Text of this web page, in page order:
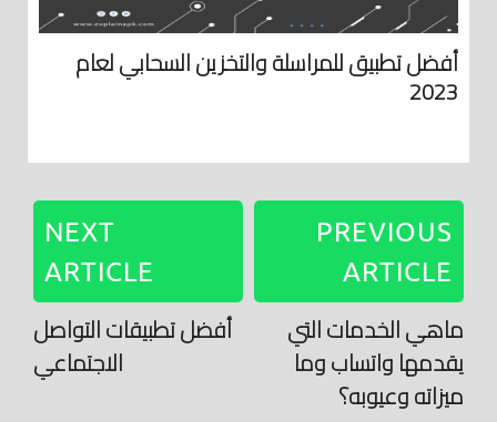
أفضل تطبيق للمراسلة والتخزين السحابي لعام
2023
PREVIOUS
ARTICLE
ماهي الخدمات التي
يقدمها واتساب وما
ميزاته وعيوبه؟
NEXT
ARTICLE
أفضل تطبيقات التواصل
الاجتماعي